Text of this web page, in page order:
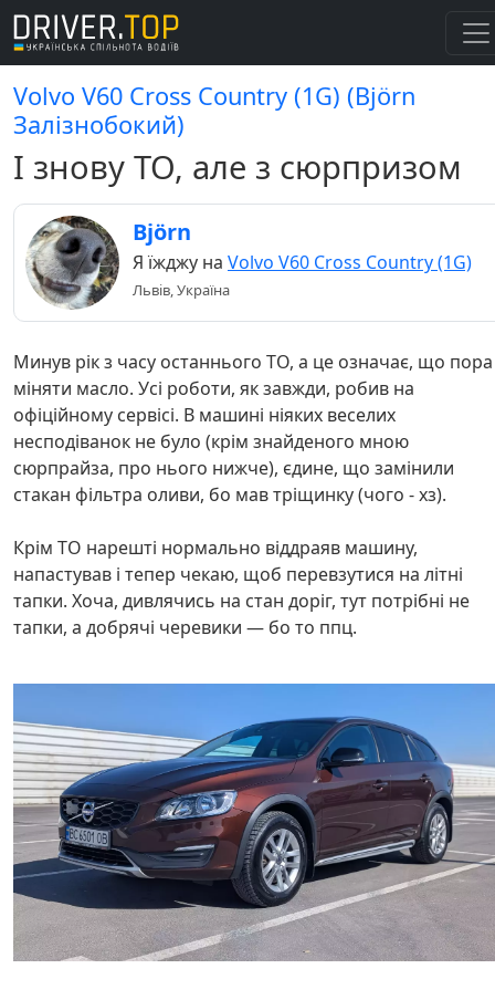
Volvo V60 Cross Country (1G) (Björn
Залізнобокий)
І знову ТО, але з сюрпризом
Björn
Я їжджу на Volvo V60 Cross Country (1G)
Львів, Україна
Минув рік з часу останнього ТО, а це означає, що пора
міняти масло. Усі роботи, як завжди, робив на
офіційному сервісі. В машині ніяких веселих
несподіванок не було (крім знайденого мною
сюрпрайза, про нього нижче), єдине, що замінили
стакан фільтра оливи, бо мав тріщинку (чого - хз).
Крім ТО нарешті нормально віддраяв машину,
напастував і тепер чекаю, щоб перевзутися на літні
тапки. Хоча, дивлячись на стан доріг, тут потрібні не
тапки, а добрячі черевики — бо то ппц.